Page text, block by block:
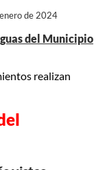
de 2024
del Municipio
realizan